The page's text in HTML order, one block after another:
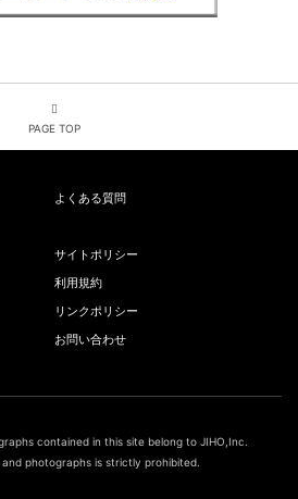
PAGE TOP
よくある質問
サイトポリシー
利用規約
リンクポリシー
お問い合わせ
contained in this site belong to JIHO,Inc.
photographs is strictly prohibited.